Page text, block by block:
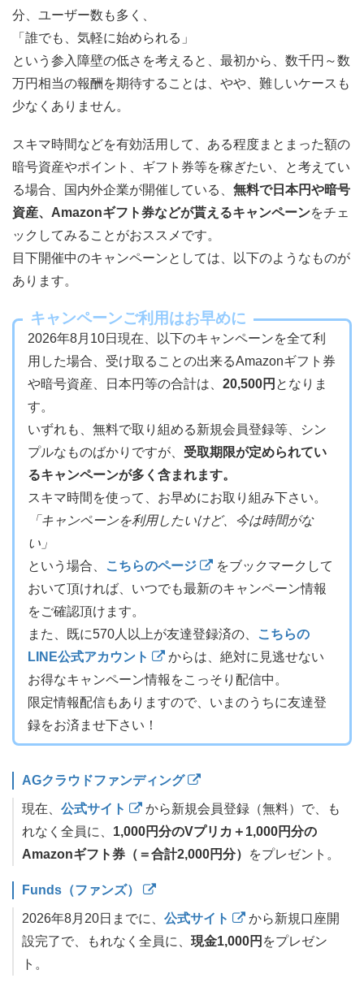
分、ユーザー数も多く、
「誰でも、気軽に始められる」
という参入障壁の低さを考えると、最初から、数千円～数
万円相当の報酬を期待することは、やや、難しいケースも
少なくありません。
スキマ時間などを有効活用して、ある程度まとまった額の
暗号資産やポイント、ギフト券等を稼ぎたい、と考えてい
る場合、国内外企業が開催している、 無料で日本円や暗号
資産、Amazonギフト券などが貰えるキャンペーンをチェ
ックしてみることがおススメです。
目下開催中のキャンペーンとしては、以下のようなものが
あります。
キャンペーンご利用はお早めに
2026年8月10日現在、以下のキャンペーンを全て利
用した場合、受け取ることの出来るAmazonギフト券
や暗号資産、日本円等の合計は、 20,500円 となりま
す。
いずれも、無料で取り組める新規会員登録等、シン
プルなものばかりですが、 受取期限が定められてい
るキャンペーンが多く含まれます。
スキマ時間を使って、お早めにお取り組み下さい。
「キャンペーンを利用したいけど、今は時間がな
い」
という場合、
こちらのページ
をブックマークして
おいて頂ければ、いつでも最新のキャンペーン情報
をご確認頂けます。
また、既に570人以上が友達登録済の、
こちらの
LINE公式アカウント
からは、絶対に見逃せない
お得なキャンペーン情報をこっそり配信中。
限定情報配信もありますので、いまのうちに友達登
録をお済ませ下さい！
AGクラウドファンディング
現在、 公式サイト
から新規会員登録（無料）で、も
れなく全員に、 1,000円分のVプリカ＋1,000円分の
Amazonギフト券（＝合計2,000円分）
をプレゼント。
Funds（ファンズ）
2026年8月20日までに、 公式サイト
から新規口座開
設完了で、もれなく全員に、 現金1,000円 をプレゼン
ト。